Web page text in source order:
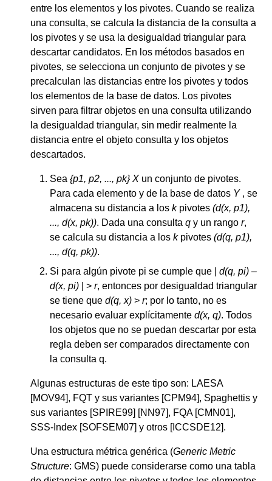
entre los elementos y los pivotes. Cuando se realiza
una consulta, se calcula la distancia de la consulta a
los pivotes y se usa la desigualdad triangular para
descartar candidatos. En los métodos basados en
pivotes, se selecciona un conjunto de pivotes y se
precalculan las distancias entre los pivotes y todos
los elementos de la base de datos. Los pivotes
sirven para filtrar objetos en una consulta utilizando
la desigualdad triangular, sin medir realmente la
distancia entre el objeto consulta y los objetos
descartados.
Sea {p1, p2, ..., pk} X un conjunto de pivotes.
Para cada elemento y de la base de datos Y, se
almacena su distancia a los kpivotes (d(x, p1),
..., d(x, pk)). Dada una consulta q y un rango r,
se calcula su distancia a los kpivotes (d(q, p1),
..., d(q, pk)).
Si para algún pivote pi se cumple que | d(q, pi) –
d(x, pi) | > r, entonces por desigualdad triangular
se tiene que d(q, x) > r; por lo tanto, no es
necesario evaluar explícitamente d(x, q). Todos
los objetos que no se puedan descartar por esta
regla deben ser comparados directamente con
la consulta q.
Algunas estructuras de este tipo son: LAESA
[MOV94], FQT y sus variantes [CPM94], Spaghettis y
sus variantes [SPIRE99] [NN97], FQA [CMN01],
SSS-Index [SOFSEM07] y otros [ICCSDE12].
Una estructura métrica genérica (Generic Metric
Structure: GMS) puede considerarse como una tabla